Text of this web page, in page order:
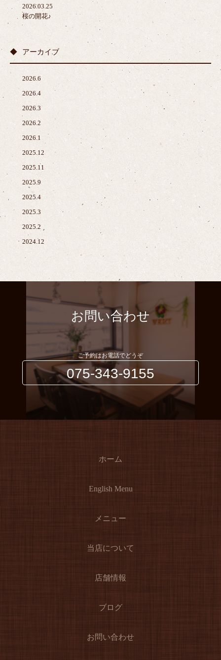
2026.03.25
桜の開花♪
アーカイブ
2026.6
2026.4
2026.3
2026.2
2026.1
2025.12
2025.11
2025.9
2025.4
2025.3
2025.2
2024.12
お問い合わせ
ご予約はお電話でどうぞ
075-343-9155
ホーム
English Menu
メニュー
当店について
店舗情報
ブログ
お問い合わせ